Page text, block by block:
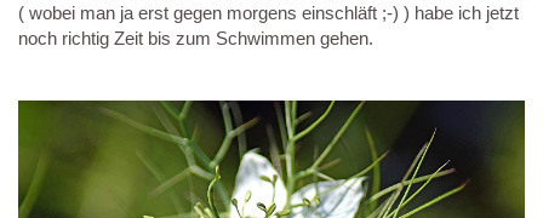
( wobei man ja erst gegen morgens einschläft ;-) ) habe ich jetzt
noch richtig Zeit bis zum Schwimmen gehen.